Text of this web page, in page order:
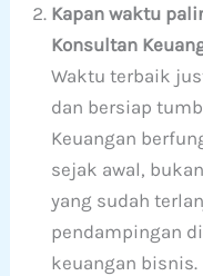
Kapan waktu
Konsultan
Waktu terbaik
dan bersiap
Keuangan
sejak awal,
yang sudah
pendampingan
keuangan bisnis.